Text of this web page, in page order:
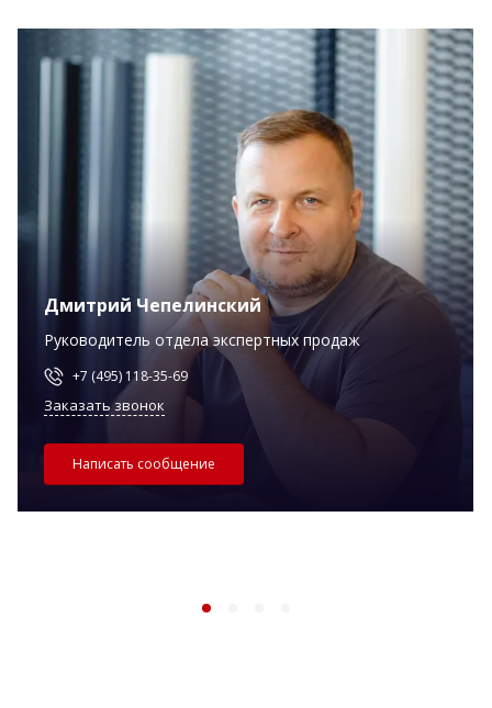
Дмитрий Чепелинский
Руководитель отдела экспертных продаж
+7 (495) 118-35-69
Заказать звонок
Написать сообщение